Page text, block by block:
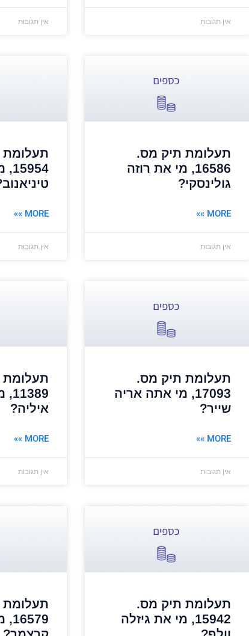
אין תגובות אין תגובות
תעלומת תיק מס.
16586, מי את רוזה
גולינסקי?
MORE »»
אין תגובות
תעלומת
MORE »»
אין תגובות
תעלומת תיק מס.
17093, מי אתה אריה
שייר?
MORE »»
אין תגובות
תעלומת
איליה?
MORE »»
אין תגובות
תעלומת תיק מס.
15942, מי את גיזלה
תעלומת